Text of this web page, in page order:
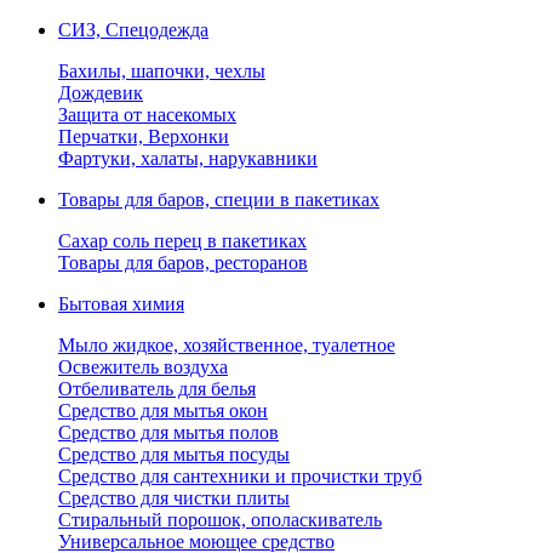
СИЗ, Спецодежда
Бахилы, шапочки, чехлы
Дождевик
Защита от насекомых
Перчатки, Верхонки
Фартуки, халаты, нарукавники
Товары для баров, специи в пакетиках
Сахар соль перец в пакетиках
Товары для баров, ресторанов
Бытовая химия
Мыло жидкое, хозяйственное, туалетное
Освежитель воздуха
Отбеливатель для белья
Средство для мытья окон
Средство для мытья полов
Средство для мытья посуды
Средство для сантехники и прочистки труб
Средство для чистки плиты
Стиральный порошок, ополаскиватель
Универсальное моющее средство